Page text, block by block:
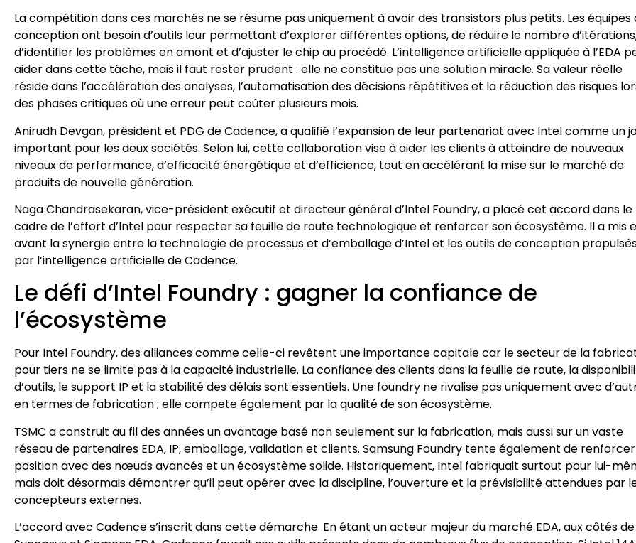
La compétition dans ces marchés ne se résume pas uniquement à avoir des transistors plus petits. Les équipes
conception ont besoin d’outils leur permettant d’explorer différentes options, de réduire le nombre
d’identifier les problèmes en amont et d’ajuster le chip au procédé. L’intelligence artificielle appliquée à l’EDA
aider dans cette tâche, mais il faut rester prudent : elle ne constitue pas une solution miracle. Sa valeur réelle
réside dans l’accélération des analyses, l’automatisation des décisions répétitives et la réduction des risques
des phases critiques où une erreur peut coûter plusieurs mois.
Anirudh Devgan, président et PDG de Cadence, a qualifié l’expansion de leur partenariat avec Intel comme un
important pour les deux sociétés. Selon lui, cette collaboration vise à aider les clients à atteindre de nouveaux
niveaux de performance, d’efficacité énergétique et d’efficience, tout en accélérant la mise sur le marché de
produits de nouvelle génération.
Naga Chandrasekaran, vice-président exécutif et directeur général d’Intel Foundry, a placé cet accord dans le
cadre de l’effort d’Intel pour respecter sa feuille de route technologique et renforcer son écosystème. Il a mis
avant la synergie entre la technologie de processus et d’emballage d’Intel et les outils de conception
par l’intelligence artificielle de Cadence.
Le défi d’Intel Foundry : gagner la confiance de
l’écosystème
Pour Intel Foundry, des alliances comme celle-ci revêtent une importance capitale car le secteur de la
pour tiers ne se limite pas à la capacité industrielle. La confiance des clients dans la feuille de route, la
d’outils, le support IP et la stabilité des délais sont essentiels. Une foundry ne rivalise pas uniquement avec
en termes de fabrication ; elle compete également par la qualité de son écosystème.
TSMC a construit au fil des années un avantage basé non seulement sur la fabrication, mais aussi sur un vaste
réseau de partenaires EDA, IP, emballage, validation et clients. Samsung Foundry tente également de
position avec des nœuds avancés et un écosystème solide. Historiquement, Intel fabriquait surtout pour lui-
mais doit désormais démontrer qu’il peut opérer avec la discipline, l’ouverture et la prévisibilité attendues par
concepteurs externes.
L’accord avec Cadence s’inscrit dans cette démarche. En étant un acteur majeur du marché EDA, aux côtés de